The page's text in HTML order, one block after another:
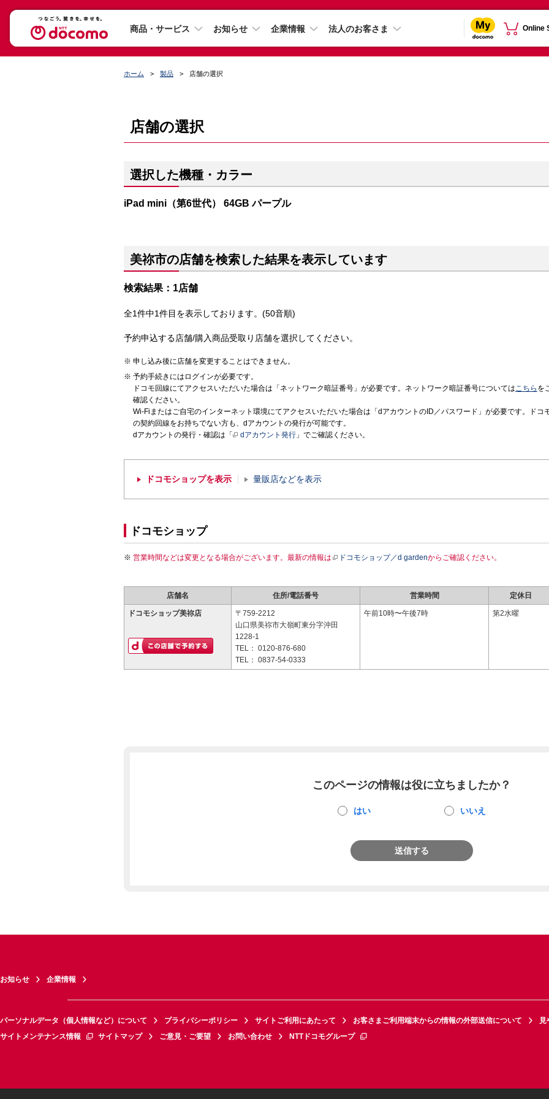
商品・サービス お知らせ 企業情報 法人のお客さま Online
ホーム 製品 店舗の選択
店舗の選択
選択した機種・カラー
iPad mini（第6世代） 64GB パープル
美祢市の店舗を検索した結果を表示しています
検索結果：1店舗
全1件中1件目を表示しております。(50音順)
予約申込する店舗/購入商品受取り店舗を選択してください。
申し込み後に店舗を変更することはできません。
予約手続きにはログインが必要です。
ドコモ回線にてアクセスいただいた場合は「ネットワーク暗証番号」が必要です。ネットワーク暗証番号についてはこちら を
確認ください。
Wi-Fiまたはご自宅のインターネット環境にてアクセスいただいた場合は「dアカウントのID／パスワード」が必要です。ドコ
の契約回線をお持ちでない方も、dアカウントの発行が可能です。
dアカウントの発行・確認は「
dアカウント発行 」でご確認ください。
ドコモショップを表示 量販店などを表示
ドコモショップ
営業時間などは変更となる場合がございます。最新の情報は ドコモショップ／d gardenからご確認ください。
店舗名 住所/電話番号 営業時間 定休日
ドコモショップ美祢店
〒759-2212
山口県美祢市大嶺町東分字沖田
1228-1
TEL： 0120-876-680
TEL： 0837-54-0333
午前10時〜午後7時 第2水曜
このページの情報は役に立ちましたか？
はい いいえ
送信する
お知らせ 企業情報
パーソナルデータ（個人情報など）について プライバシーポリシー サイトご利用にあたって お客さまご利用端末からの情報の外部送信について
見
サイトメンテナンス情報
サイトマップ ご意見・ご要望 お問い合わせ NTTドコモグループ